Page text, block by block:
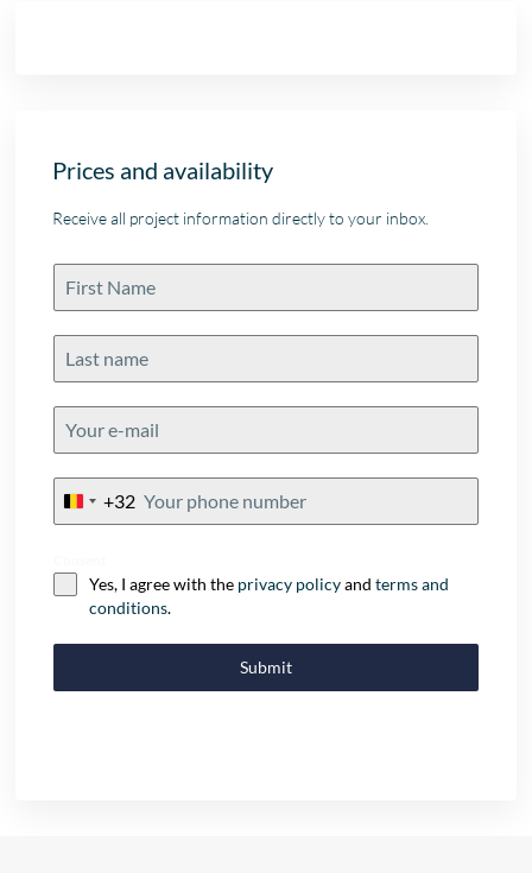
Prices and availability
Receive all project information directly to your inbox.
Belgium
+32
Yes, I agree with the privacy policyandterms and
conditions.
Submit